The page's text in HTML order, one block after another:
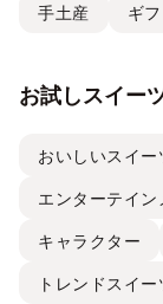
手土産 ギ
お試しスイー
おいしいスイ
エンターテイン
キャラクター
トレンドスイ